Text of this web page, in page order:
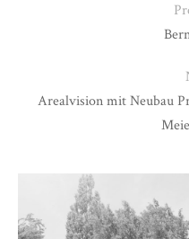
Arealvision mit Neubau